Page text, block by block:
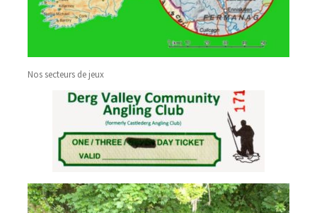
Nos secteurs de jeux